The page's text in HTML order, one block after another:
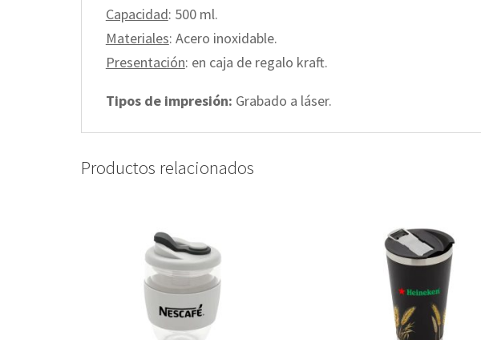
Capacidad: 500 ml.
Materiales: Acero inoxidable.
Presentación: en caja de regalo kraft.
Tipos de impresión: Grabado a láser.
Productos relacionados